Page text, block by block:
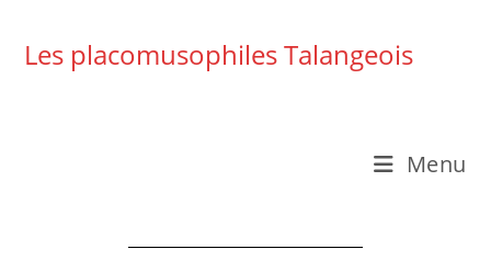
Les placomusophiles Talangeois
Menu